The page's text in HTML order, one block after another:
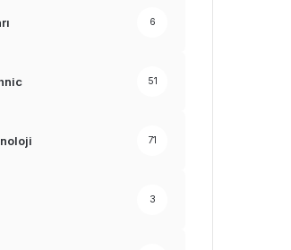
6
51
71
3